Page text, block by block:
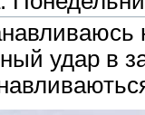
удар в